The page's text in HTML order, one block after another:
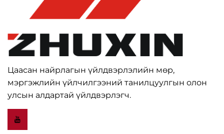
Цаасан найрлагын үйлдвэрлэлийн мөр,
мэргэжлийн үйлчилгээний танилцуулгын олон
улсын алдартай үйлдвэрлэгч.